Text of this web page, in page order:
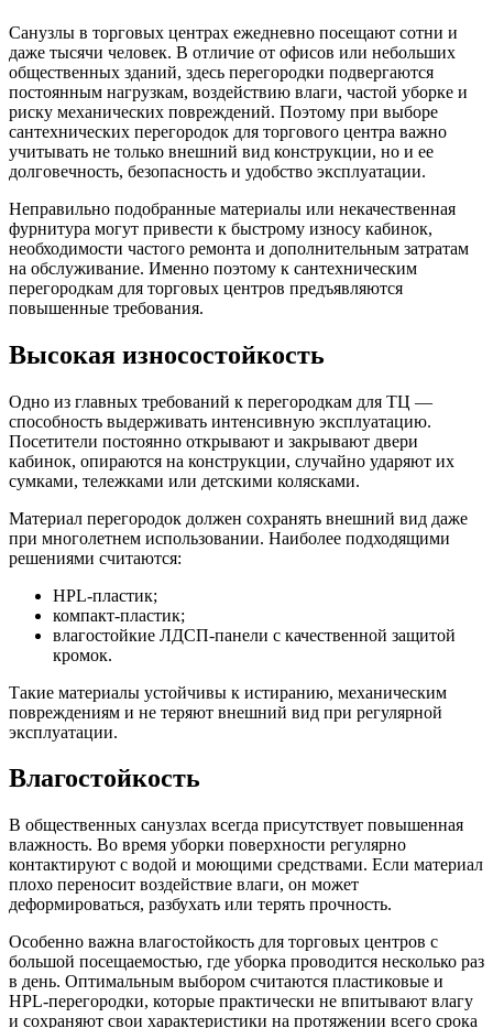
Санузлы в торговых центрах ежедневно посещают сотни и
даже тысячи человек. В отличие от офисов или небольших
общественных зданий, здесь перегородки подвергаются
постоянным нагрузкам, воздействию влаги, частой уборке и
риску механических повреждений. Поэтому при выборе
сантехнических перегородок для торгового центра важно
учитывать не только внешний вид конструкции, но и ее
долговечность, безопасность и удобство эксплуатации.
Неправильно подобранные материалы или некачественная
фурнитура могут привести к быстрому износу кабинок,
необходимости частого ремонта и дополнительным затратам
на обслуживание. Именно поэтому к сантехническим
перегородкам для торговых центров предъявляются
повышенные требования.
Высокая износостойкость
Одно из главных требований к перегородкам для ТЦ —
способность выдерживать интенсивную эксплуатацию.
Посетители постоянно открывают и закрывают двери
кабинок, опираются на конструкции, случайно ударяют их
сумками, тележками или детскими колясками.
Материал перегородок должен сохранять внешний вид даже
при многолетнем использовании. Наиболее подходящими
решениями считаются:
HPL-пластик;
компакт-пластик;
влагостойкие ЛДСП-панели с качественной защитой
кромок.
Такие материалы устойчивы к истиранию, механическим
повреждениям и не теряют внешний вид при регулярной
эксплуатации.
Влагостойкость
В общественных санузлах всегда присутствует повышенная
влажность. Во время уборки поверхности регулярно
контактируют с водой и моющими средствами. Если материал
плохо переносит воздействие влаги, он может
деформироваться, разбухать или терять прочность.
Особенно важна влагостойкость для торговых центров с
большой посещаемостью, где уборка проводится несколько раз
в день. Оптимальным выбором считаются пластиковые и
HPL-перегородки, которые практически не впитывают влагу
и сохраняют свои характеристики на протяжении всего срока